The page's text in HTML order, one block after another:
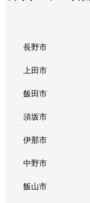
長野市
上田市
飯田市
須坂市
伊那市
中野市
飯山市